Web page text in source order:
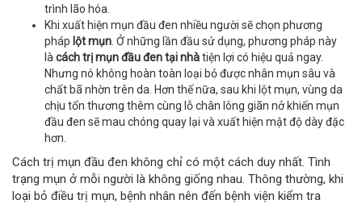
trình lão hóa.
Khi xuất hiện mụn đầu đen nhiều người sẽ chọn phương
pháp lột mụn . Ở những lần đầu sử dụng, phương pháp này
là cách trị mụn đầu đen tại nhàtiện lợi có hiệu quả ngay.
Nhưng nó không hoàn toàn loại bỏ được nhân mụn sâu và
chất bã nhờn trên da. Hơn thế nữa, sau khi lột mụn, vùng da
chịu tổn thương thêm cùng lỗ chân lông giãn nở khiến mụn
đầu đen sẽ mau chóng quay lại và xuất hiện mật độ dày đặc
hơn.
Cách trị mụn đầu đen không chỉ có một cách duy nhất. Tình
trạng mụn ở mỗi người là không giống nhau. Thông thường, khi
loại bỏ điều trị mụn, bệnh nhân nên đến bệnh viện kiểm tra